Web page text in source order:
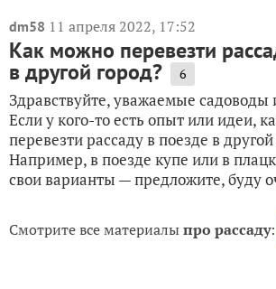
dm58 11 апреля 2022, 17:52
Как можно перевезти
в другой город? 6
Здравствуйте, уважаемые садоводы
Если у кого-то есть опыт или идеи,
перевезти рассаду в поезде в
Например, в поезде купе или в
свои варианты — предложите, буду
Смотрите все материалыпро рассаду: